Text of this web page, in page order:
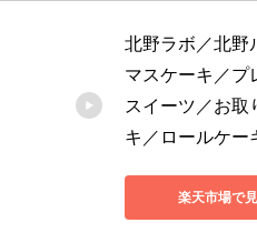
北野ラボ／北野
マスケーキ／プ
スイーツ／お取
キ／ロールケー
楽天市場で